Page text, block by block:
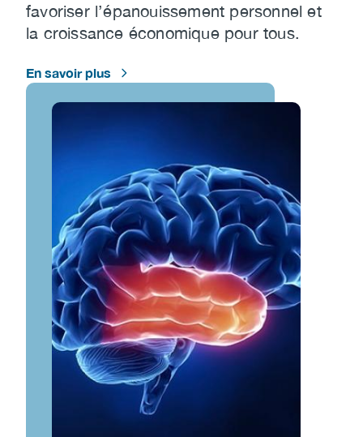
favoriser l’épanouissement personnel et
la croissance économique pour tous.
En savoir plus
Image